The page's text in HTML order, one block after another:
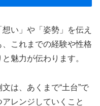
い」や「姿勢」を伝え
これまでの経験や性格
魅力が伝わります。
は、あくまで“土台”で
レンジしていくこと